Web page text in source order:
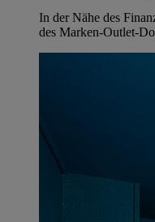
In der Nähe des
des Marken-Outlet-